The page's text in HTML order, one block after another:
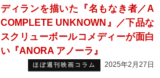
ディランを描いた『名もなき者／A
COMPLETE UNKNOWN』／下品な
スクリューボールコメディーが面白
い『ANORA アノーラ』
ほぼ週刊映画コラム 2025年2月27日